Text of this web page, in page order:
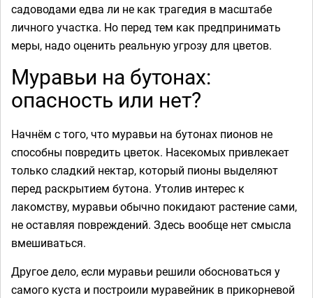
садоводами едва ли не как трагедия в масштабе
личного участка. Но перед тем как предпринимать
меры, надо оценить реальную угрозу для цветов.
Муравьи на бутонах:
опасность или нет?
Начнём с того, что муравьи на бутонах пионов не
способны повредить цветок. Насекомых привлекает
только сладкий нектар, который пионы выделяют
перед раскрытием бутона. Утолив интерес к
лакомству, муравьи обычно покидают растение сами,
не оставляя повреждений. Здесь вообще нет смысла
вмешиваться.
Другое дело, если муравьи решили обосноваться у
самого куста и построили муравейник в прикорневой